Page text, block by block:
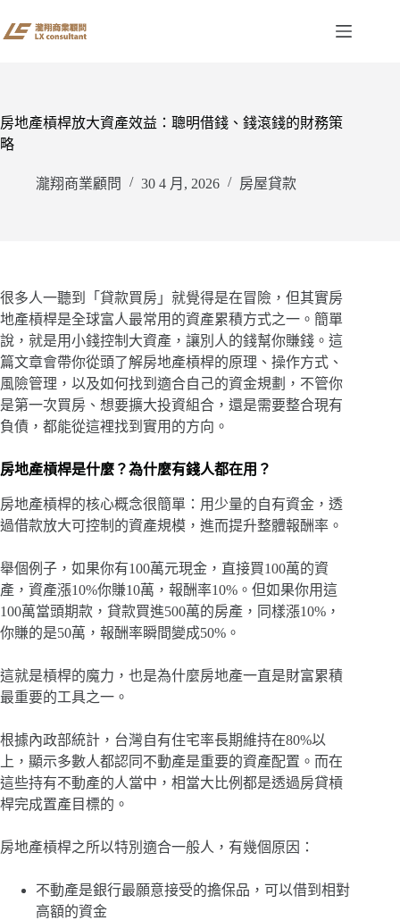
至
容
房地產槓桿放大資產效益：聰明借錢、錢滾錢的財務策
略
瀧翔商業顧問 30 4 月, 2026 房屋貸款
很多人一聽到「貸款買房」就覺得是在冒險，但其實房
地產槓桿是全球富人最常用的資產累積方式之一。簡單
說，就是用小錢控制大資產，讓別人的錢幫你賺錢。這
篇文章會帶你從頭了解房地產槓桿的原理、操作方式、
風險管理，以及如何找到適合自己的資金規劃，不管你
是第一次買房、想要擴大投資組合，還是需要整合現有
負債，都能從這裡找到實用的方向。
房地產槓桿是什麼？為什麼有錢人都在用？
房地產槓桿的核心概念很簡單：用少量的自有資金，透
過借款放大可控制的資產規模，進而提升整體報酬率。
舉個例子，如果你有100萬元現金，直接買100萬的資
產，資產漲10%你賺10萬，報酬率10%。但如果你用這
100萬當頭期款，貸款買進500萬的房產，同樣漲10%，
你賺的是50萬，報酬率瞬間變成50%。
這就是槓桿的魔力，也是為什麼房地產一直是財富累積
最重要的工具之一。
根據內政部統計，台灣自有住宅率長期維持在80%以
上，顯示多數人都認同不動產是重要的資產配置。而在
這些持有不動產的人當中，相當大比例都是透過房貸槓
桿完成置產目標的。
房地產槓桿之所以特別適合一般人，有幾個原因：
不動產是銀行最願意接受的擔保品，可以借到相對
高額的資金